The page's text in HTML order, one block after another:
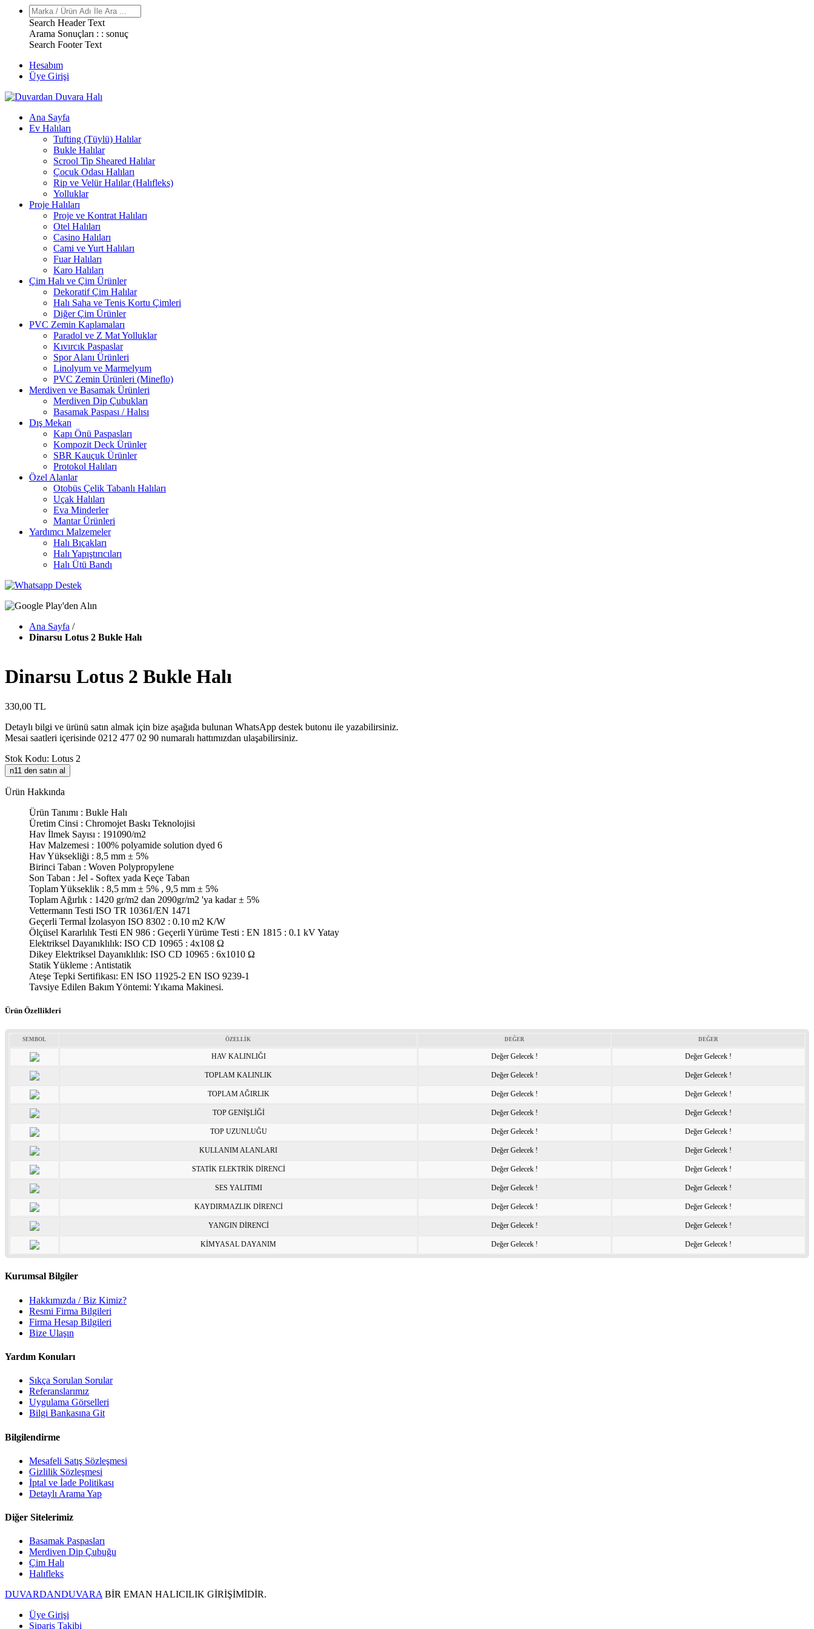
Search Header Text
Arama Sonuçları : : sonuç
Search Footer Text
Hesabım
Üye Girişi
Ana Sayfa
Ev Halıları
Tufting (Tüylü) Halılar
Bukle Halılar
Scrool Tip Sheared Halılar
Çocuk Odası Halıları
Rip ve Velür Halılar (Halıfleks)
Yolluklar
Proje Halıları
Proje ve Kontrat Halıları
Otel Halıları
Casino Halıları
Cami ve Yurt Halıları
Fuar Halıları
Karo Halıları
Çim Halı ve Çim Ürünler
Dekoratif Çim Halılar
Halı Saha ve Tenis Kortu Çimleri
Diğer Çim Ürünler
PVC Zemin Kaplamaları
Paradol ve Z Mat Yolluklar
Kıvırcık Paspaslar
Spor Alanı Ürünleri
Linolyum ve Marmelyum
PVC Zemin Ürünleri (Mineflo)
Merdiven ve Basamak Ürünleri
Merdiven Dip Çubukları
Basamak Paspası / Halısı
Dış Mekan
Kapı Önü Paspasları
Kompozit Deck Ürünler
SBR Kauçuk Ürünler
Protokol Halıları
Özel Alanlar
Otobüs Çelik Tabanlı Halıları
Uçak Halıları
Eva Minderler
Mantar Ürünleri
Yardımcı Malzemeler
Halı Bıçakları
Halı Yapıştırıcıları
Halı Ütü Bandı
Ana Sayfa /
Dinarsu Lotus 2 Bukle Halı
Dinarsu Lotus 2 Bukle Halı
330,00 TL
Detaylı bilgi ve ürünü satın almak için bize aşağıda bulunan WhatsApp destek butonu ile yazabilirsiniz.
Mesai saatleri içerisinde 0212 477 02 90 numaralı hattımızdan ulaşabilirsiniz.
Stok Kodu: Lotus 2
n11 den satın al
Ürün Hakkında
Ürün Tanımı : Bukle Halı
Üretim Cinsi : Chromojet Baskı Teknolojisi
Hav İlmek Sayısı : 191090/m2
Hav Malzemesi : 100% polyamide solution dyed 6
Hav Yüksekliği : 8,5 mm ± 5%
Birinci Taban : Woven Polypropylene
Son Taban : Jel - Softex yada Keçe Taban
Toplam Yükseklik : 8,5 mm ± 5% , 9,5 mm ± 5%
Toplam Ağırlık : 1420 gr/m2 dan 2090gr/m2 'ya kadar ± 5%
Vettermann Testi ISO TR 10361/EN 1471
Geçerli Termal İzolasyon ISO 8302 : 0.10 m2 K/W
Ölçüsel Kararlılık Testi EN 986 : Geçerli Yürüme Testi : EN 1815 : 0.1 kV Yatay
Elektriksel Dayanıklılık: ISO CD 10965 : 4x108 Ω
Dikey Elektriksel Dayanıklılık: ISO CD 10965 : 6x1010 Ω
Statik Yükleme : Antistatik
Ateşe Tepki Sertifikası: EN ISO 11925-2 EN ISO 9239-1
Tavsiye Edilen Bakım Yöntemi: Yıkama Makinesi.
Ürün Özellikleri
SEMBOL ÖZELLİK DEĞER DEĞER
HAV KALINLIĞI Değer Gelecek ! Değer Gelecek !
TOPLAM KALINLIK Değer Gelecek ! Değer Gelecek !
TOPLAM AĞIRLIK Değer Gelecek ! Değer Gelecek !
TOP GENİŞLİĞİ Değer Gelecek ! Değer Gelecek !
TOP UZUNLUĞU Değer Gelecek ! Değer Gelecek !
KULLANIM ALANLARI Değer Gelecek ! Değer Gelecek !
STATİK ELEKTRİK DİRENCİ Değer Gelecek ! Değer Gelecek !
SES YALITIMI Değer Gelecek ! Değer Gelecek !
KAYDIRMAZLIK DİRENCİ Değer Gelecek ! Değer Gelecek !
YANGIN DİRENCİ Değer Gelecek ! Değer Gelecek !
KİMYASAL DAYANIM Değer Gelecek ! Değer Gelecek !
Kurumsal Bilgiler
Hakkımızda / Biz Kimiz?
Resmi Firma Bilgileri
Firma Hesap Bilgileri
Bize Ulaşın
Yardım Konuları
Sıkça Sorulan Sorular
Referanslarımız
Uygulama Görselleri
Bilgi Bankasına Git
Bilgilendirme
Mesafeli Satış Sözleşmesi
Gizlilik Sözleşmesi
İptal ve İade Politikası
Detaylı Arama Yap
Diğer Sitelerimiz
Basamak Paspasları
Merdiven Dip Çubuğu
Çim Halı
Halıfleks
DUVARDANDUVARA BİR EMAN HALICILIK GİRİŞİMİDİR.
Üye Girişi
Sipariş Takibi